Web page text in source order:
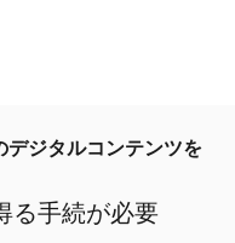
デジタルコンテンツを
る手続が必要